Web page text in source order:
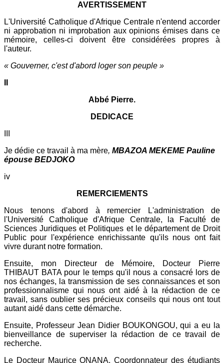
AVERTISSEMENT
L'Université Catholique d'Afrique Centrale n'entend accorder
ni approbation ni improbation aux opinions émises dans ce
mémoire, celles-ci doivent être considérées propres à
l'auteur.
« Gouverner, c'est d'abord loger son peuple »
Abbé Pierre.
DEDICACE
Je dédie ce travail à ma mère, MBAZOA MEKEME Pauline
épouse BEDJOKO
iv
REMERCIEMENTS
Nous tenons d'abord à remercier L'administration de
l'Université Catholique d'Afrique Centrale, la Faculté de
Sciences Juridiques et Politiques et le département de Droit
Public pour l'expérience enrichissante qu'ils nous ont fait
vivre durant notre formation.
Ensuite, mon Directeur de Mémoire, Docteur Pierre
THIBAUT BATA pour le temps qu'il nous a consacré lors de
nos échanges, la transmission de ses connaissances et son
professionnalisme qui nous ont aidé à la rédaction de ce
travail, sans oublier ses précieux conseils qui nous ont tout
autant aidé dans cette démarche.
Ensuite, Professeur Jean Didier BOUKONGOU, qui a eu la
bienveillance de superviser la rédaction de ce travail de
recherche.
Le Docteur Maurice ONANA, Coordonnateur des étudiants